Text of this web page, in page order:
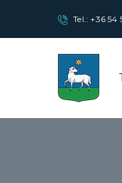
Tel.:+36 54